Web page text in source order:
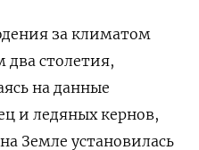
за климатом
столетия,
на данные
и ледяных кернов,
Земле установилась